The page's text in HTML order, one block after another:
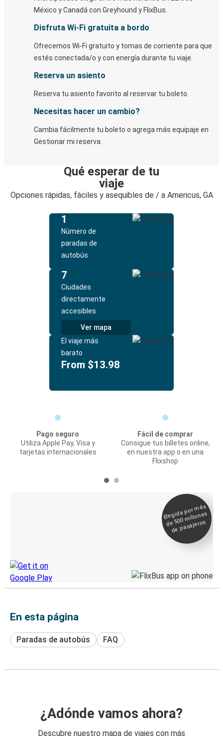
México y Canadá con Greyhound y FlixBus.
Disfruta Wi-Fi gratuita a bordo
Ofrecemos Wi-Fi gratuito y tomas de corriente para que
estés conectada/o y con energía durante tu viaje.
Reserva un asiento
Reserva tu asiento favorito al reservar tu boleto.
Necesitas hacer un cambio?
Cambia fácilmente tu boleto o agrega más equipaje en
Gestionar mi reserva.
Qué esperar de tu
viaje
Opciones rápidas, fáciles y asequibles de / a Americus, GA
1
Número de
paradas de
autobús
7
Ciudades
directamente
accesibles
Ver mapa
El viaje más
barato
From $13.98
Pago seguro
Utiliza Apple Pay, Visa y
tarjetas internacionales
Fácil de comprar
Consigue tus billetes online,
en nuestra app o en una
Flixshop
Elegida por
más
de 500
millones
de pasajeros
En esta página
Paradas de autobús FAQ
¿Adónde vamos ahora?
Descubre nuestro mapa de viajes con más